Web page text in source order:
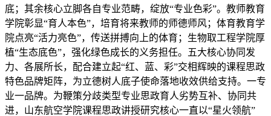
底；其余核心立脚各自专业范畴，绽放“专业色彩”。教师教育
学院彰显“育人本色”，培育将来教师的师德师风；体育教育学
院点亮“活力亮色”，传送拼搏向上的体育；生物取工程学院厚
植“生态底色”，强化绿色成长的义务担任。五大核心协同发
力、各展所长，配合建立起“红、蓝、彩”交相辉映的课程思政
特色品牌矩阵，为立德树人底子使命落地收效供给支持。一专
业一品牌。为鞭策分歧类型专业思政育人劣势互补、协同共
进，山东航空学院课程思政讲授研究核心一直以“星火领航”